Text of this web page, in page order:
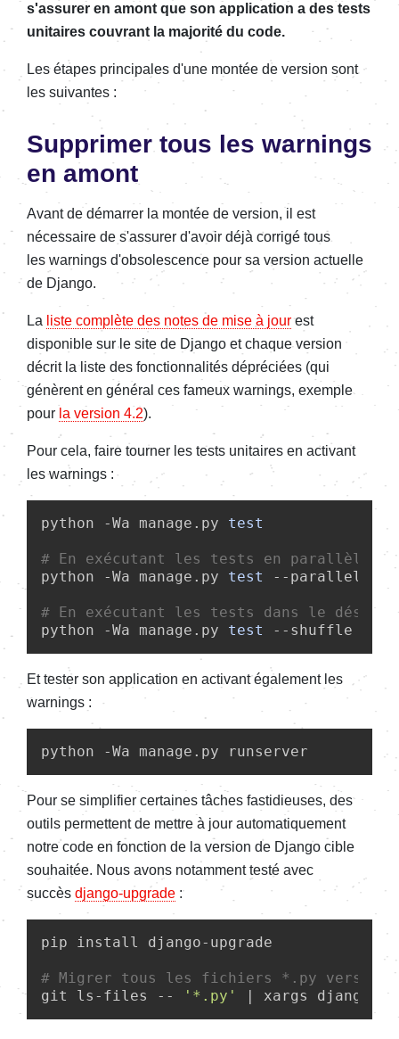
s'assurer en amont que son application a des tests
unitaires couvrant la majorité du code.
Les étapes principales d'une montée de version sont
les suivantes :
Supprimer tous les warnings
en amont
Avant de démarrer la montée de version, il est
nécessaire de s'assurer d'avoir déjà corrigé tous
les warnings d'obsolescence pour sa version actuelle
de Django.
La liste complète des notes de mise à jourest
disponible sur le site de Django et chaque version
décrit la liste des fonctionnalités dépréciées (qui
génèrent en général ces fameux warnings, exemple
pour la version 4.2).
Pour cela, faire tourner les tests unitaires en activant
les warnings :
python -Wa manage.py test
# En exécutant les tests en parallèle
python -Wa manage.py test --parallel
# En exécutant les tests dans le
python -Wa manage.py test --shuffle
Et tester son application en activant également les
warnings :
python -Wa manage.py runserver
Pour se simplifier certaines tâches fastidieuses, des
outils permettent de mettre à jour automatiquement
notre code en fonction de la version de Django cible
souhaitée. Nous avons notamment testé avec
succès django-upgrade :
pip install django-upgrade
# Migrer tous les fichiers *.py vers la
git ls-files --
'*.py' | xargs django-